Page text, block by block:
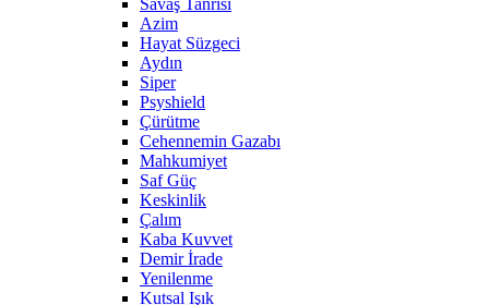
Savaş Tanrısı
Azim
Hayat Süzgeci
Aydın
Siper
Psyshield
Çürütme
Cehennemin Gazabı
Mahkumiyet
Saf Güç
Keskinlik
Çalım
Kaba Kuvvet
Demir İrade
Yenilenme
Kutsal Işık